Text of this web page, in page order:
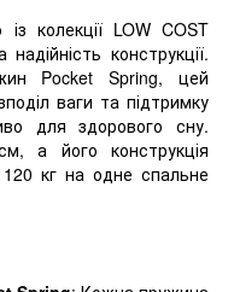
колекції LOW COST
конструкції.
Pocket Spring, цей
ваги та підтримку
для здорового сну.
а його конструкція
кг на одне спальне